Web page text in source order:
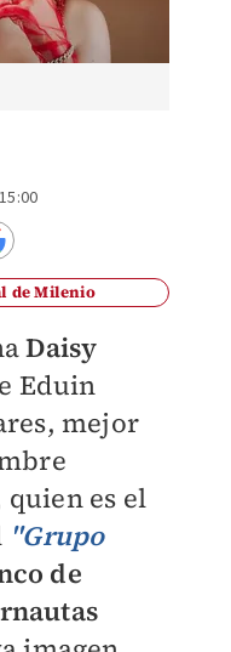
de Milenio
Daisy
Eduin
mejor
quien es el
''Grupo
de